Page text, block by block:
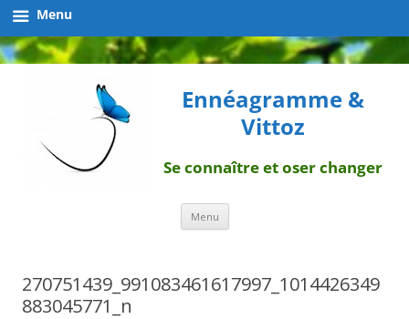
Ennéagramme &
Vittoz
Se connaître et oser changer
Menu Aller
contenu
270751439_991083461617997_1014426349
883045771_n
Menu